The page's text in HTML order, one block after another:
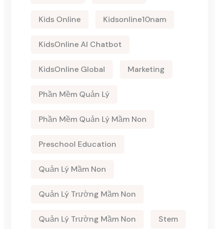
Kids Online Kidsonline10nam
KidsOnline AI Chatbot
KidsOnline Global Marketing
Phần Mềm Quản Lý
Phần Mềm Quản Lý Mầm Non
Preschool Education
Quản Lý Mầm Non
Quản Lý Trường Mầm Non
Quản Lý Trường Mầm Non Stem